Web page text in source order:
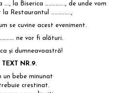
la Biserica …………….., de unde vom
la Restaurantul ……………..,
se cuvine acest eveniment.
ne vor fi alături.
și dumneavoastră!
TEXT NR.9.
un bebe minunat
crestinat.